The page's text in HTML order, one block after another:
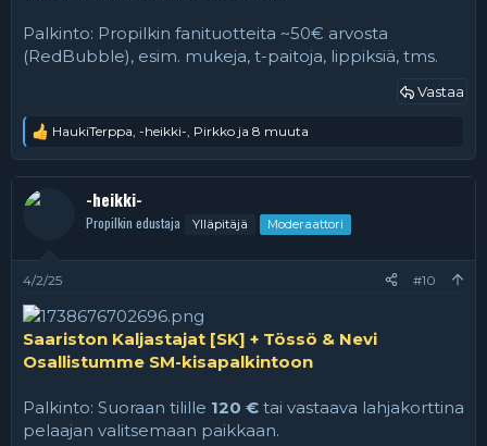
Palkinto: Propilkin fanituotteita ~50€ arvosta
(RedBubble), esim. mukeja, t-paitoja, lippiksiä, tms.
Vastaa
R
a
k
t
t
:
HaukiTerppa, -heikki-, Pirkko ja 8 muuta
-heikki-
Propilkin edustaja Ylläpitäjä Moderaattori
4/2/25 #10
Saariston Kaljastajat [SK] + Tössö & Nevi
Osallistumme SM-kisapalkintoon
Palkinto: Suoraan tilille 120 € tai vastaava lahjakorttina
pelaajan valitsemaan paikkaan.